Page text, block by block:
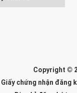
Copyright ©
Giấy chứng nhận đăng